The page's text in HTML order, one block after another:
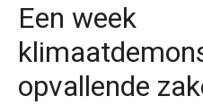
Een week
opvallende